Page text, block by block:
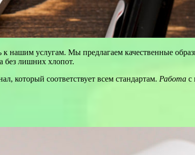
нашим услугам. Мы предлагаем качественные
без лишних хлопот.
который соответствует всем стандартам. Работа с